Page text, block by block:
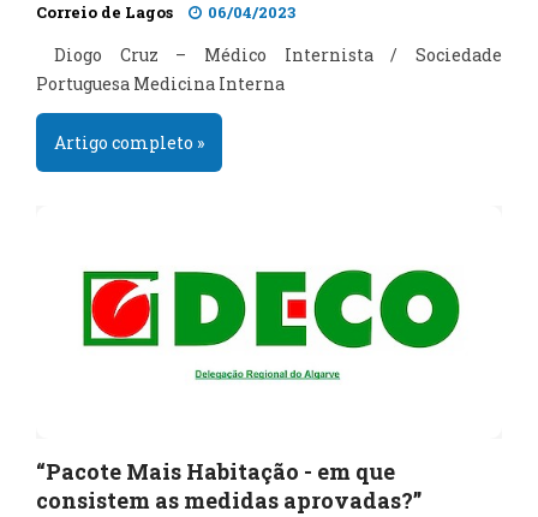
Correio de Lagos 06/04/2023
Diogo Cruz – Médico Internista / Sociedade
Portuguesa Medicina Interna
Artigo completo »
“Pacote Mais Habitação - em que
consistem as medidas aprovadas?”